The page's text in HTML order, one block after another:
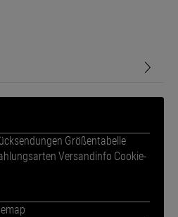
Größentabelle
Versandinfo Cookie-